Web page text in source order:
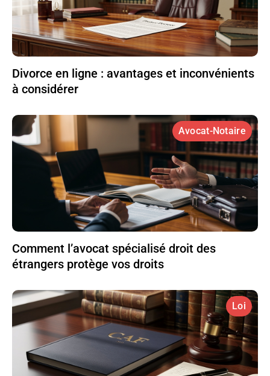
Divorce en ligne : avantages et inconvénients
à considérer
Avocat-Notaire
Comment l’avocat spécialisé droit des
étrangers protège vos droits
Loi